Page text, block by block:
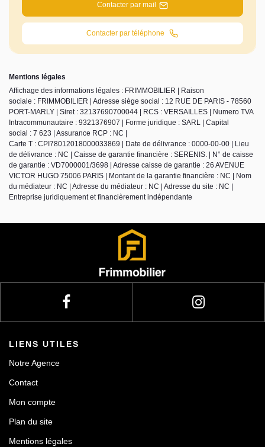
Contacter par mail
Contacter par téléphone
Mentions légales
Affichage des informations légales : FRIMMOBILIER | Raison
sociale : FRIMMOBILIER | Adresse siège social : 12 RUE DE PARIS - 78560
PORT-MARLY | Siret : 32137690700044 | RCS : VERSAILLES | Numero TVA
Intracommunautaire : 9321376907 | Forme juridique : SARL | Capital
social : 7 623 | Assurance RCP : NC |
Carte T : CPI78012018000033869 | Date de délivrance : 0000-00-00 | Lieu
de délivrance : NC | Caisse de garantie financière : SERENIS. | N° de caisse
de garantie : VD7000001/3698 | Adresse caisse de garantie : 26 AVENUE
VICTOR HUGO 75006 PARIS | Montant de la garantie financière : NC | Nom
du médiateur : NC | Adresse du médiateur : NC | Adresse du site : NC |
Entreprise juridiquement et financièrement indépendante
LIENS UTILES
Notre Agence
Contact
Mon compte
Plan du site
Mentions légales